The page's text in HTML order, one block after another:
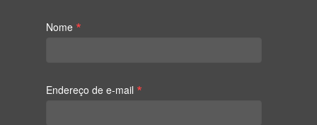
Nome *
Endereço de e-mail *